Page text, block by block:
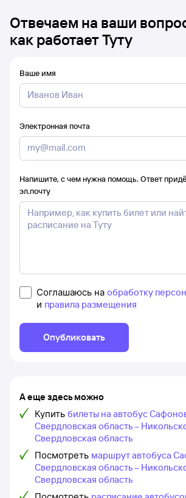
Отвечаем на ваши
как работает Туту
Ваше имя
Электронная почта
Напишите, с чем нужна помощь. Ответ
эл.почту
Соглашаюсь на обработку
и правила размещения
Опубликовать
А еще здесь можно
Купить билеты на автобус
Свердловская область –
Свердловская область
Посмотреть маршрут автобуса
Свердловская область –
Свердловская область